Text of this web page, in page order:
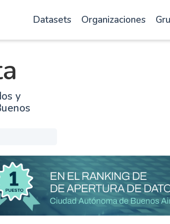
Datasets Organizaciones
y